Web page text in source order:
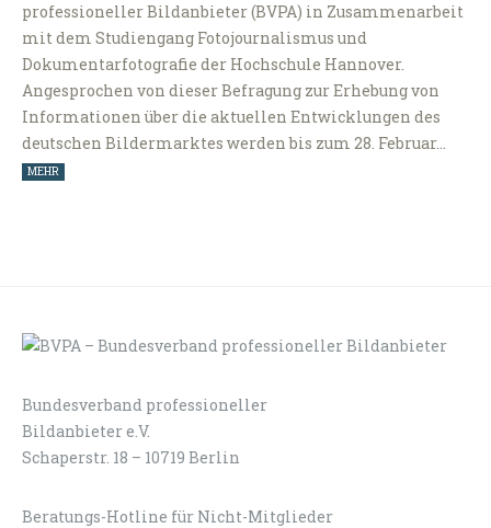
professioneller Bildanbieter (BVPA) in Zusammenarbeit
mit dem Studiengang Fotojournalismus und
Dokumentarfotografie der Hochschule Hannover.
Angesprochen von dieser Befragung zur Erhebung von
Informationen über die aktuellen Entwicklungen des
deutschen Bildermarktes werden bis zum 28. Februar…
MEHR
Bundesverband professioneller
Bildanbieter e.V.
Schaperstr. 18 – 10719 Berlin
Beratungs-Hotline für Nicht-Mitglieder